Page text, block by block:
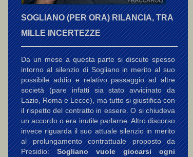
SOGLIANO (PER ORA) RILANCIA, TRA
MILLE INCERTEZZE
Da un mese a questa parte si discute spesso
intorno al silenzio di Sogliano in merito al suo
possibile addio e relativo passaggio ad altre
società (pare infatti sia stato avvicinato da
Lazio, Roma e Lecce), ma tutto si giustifica con
il rispetto del contratto in essere. O si chiudeva
un accordo o era inutile parlarne. Altro discorso
invece riguarda il suo attuale silenzio in merito
al prolungamento contrattuale proposto da
Presidio:Sogliano vuole giocarsi ogni